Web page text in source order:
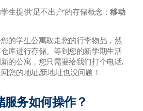
生提供‘足不出户‘的存储概念：移动
的学生公寓取走您的行李物品，然
库进行存储。等到您的新学期生活
的公寓，您只需要给我们打个电话,
您的地址,新地址也没问题！
服务如何操作？